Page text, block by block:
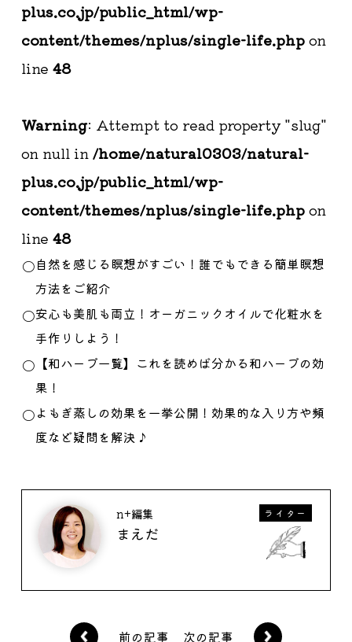
plus.co.jp/public_html/wp-
content/themes/nplus/single-life.phpon
line 48
Warning: Attempt to read property "slug"
on null in /home/natural0303/natural-
plus.co.jp/public_html/wp-
content/themes/nplus/single-life.phpon
line 48
自然を感じる瞑想がすごい！誰でもできる簡単瞑想
方法をご紹介
安心も美肌も両立！オーガニックオイルで化粧水を
手作りしよう！
【和ハーブ一覧】これを読めば分かる和ハーブの効
果！
よもぎ蒸しの効果を一挙公開！効果的な入り方や頻
度など疑問を解決♪
n+編集
まえだ
ライター
前の記事 次の記事